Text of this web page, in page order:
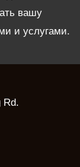
вашу
и услугами.
Rd.